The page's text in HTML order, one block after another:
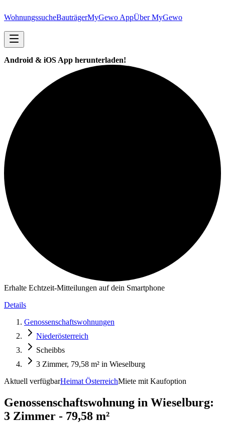
WohnungssucheBauträgerMyGewo AppÜber MyGewo
Android & iOS App herunterladen!
Erhalte Echtzeit-Mitteilungen auf dein Smartphone
Details
Genossenschaftswohnungen
Niederösterreich
Scheibbs
3 Zimmer, 79,58 m² in Wieselburg
Aktuell verfügbarHeimat ÖsterreichMiete mit Kaufoption
Genossenschaftswohnung in Wieselburg:
3 Zimmer - 79,58 m²